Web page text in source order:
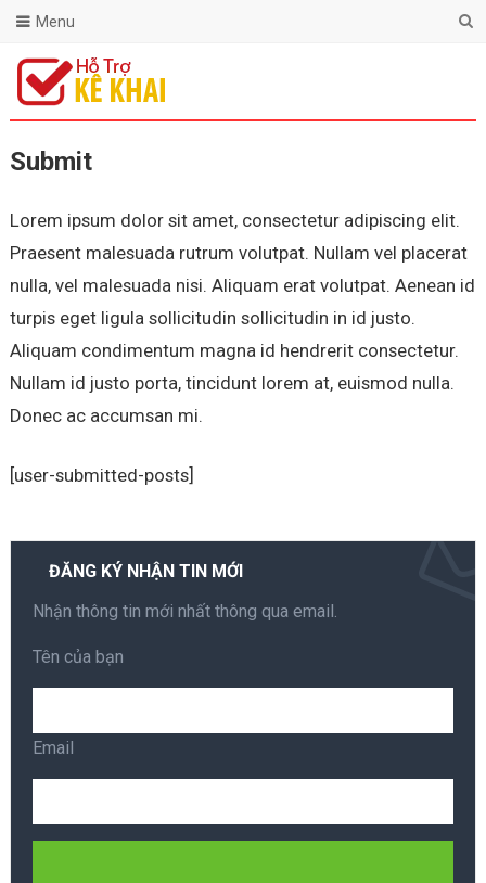
Menu
Submit
Lorem ipsum dolor sit amet, consectetur adipiscing elit.
Praesent malesuada rutrum volutpat. Nullam vel placerat
nulla, vel malesuada nisi. Aliquam erat volutpat. Aenean id
turpis eget ligula sollicitudin sollicitudin in id justo.
Aliquam condimentum magna id hendrerit consectetur.
Nullam id justo porta, tincidunt lorem at, euismod nulla.
Donec ac accumsan mi.
[user-submitted-posts]
ĐĂNG KÝ NHẬN TIN MỚI
Nhận thông tin mới nhất thông qua email.
Tên của bạn
Email